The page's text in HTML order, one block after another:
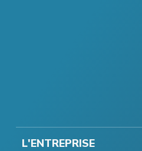
L'ENTREPRISE